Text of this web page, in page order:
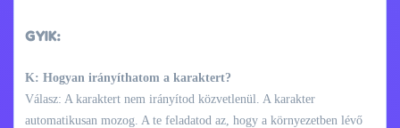
GYIK:
K: Hogyan irányíthatom a karaktert?
Válasz: A karaktert nem irányítod közvetlenül. A karakter
automatikusan mozog. A te feladatod az, hogy a környezetben lévő